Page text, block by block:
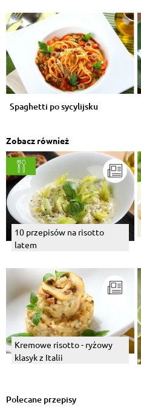
Spaghetti po sycylijsku
Zobacz również
10 przepisów na risotto
latem
Kremowe risotto - ryżowy
klasyk z Italii
Polecane przepisy